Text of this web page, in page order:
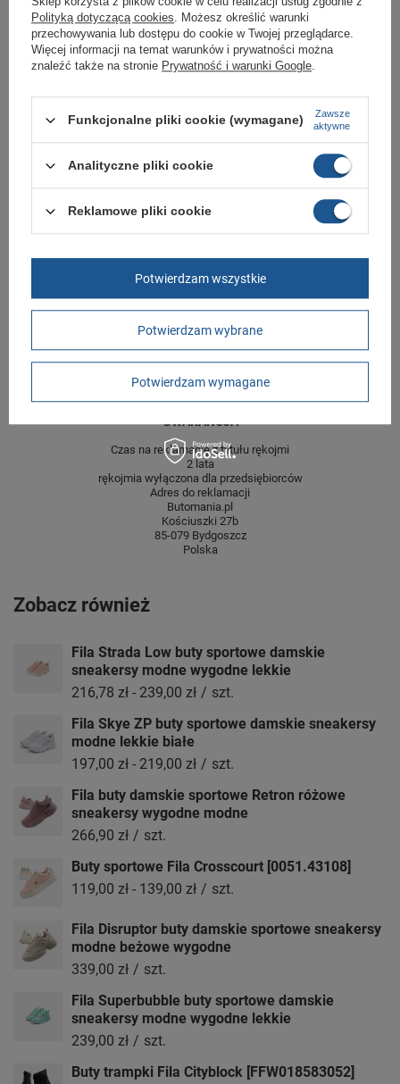
W ciągu 30 dni możesz dokonać zwrotu bądź wymiany towaru bez
podania przyczyny.,
Gwarancja
Kolor pomarańczowy
Materiał zewnętrzny
Długość towaru w
Więcej
Szerokość towaru w
Więcej
20
Wysokość towaru w
12
GWARANCJA
Czas na reklamację z tytułu rękojmi
2 lata
rękojmia wyłączona dla przedsiębiorców
Adres do reklamacji
Butomania.pl
Kościuszki 27b
85-079 Bydgoszcz
Polska
Zobacz również
Fila Strada Low buty sportowe damskie
sneakersy modne wygodne lekkie
216,78 zł - 239,00 zł / szt.
Fila Skye ZP buty sportowe damskie sneakersy
modne lekkie białe
197,00 zł - 219,00 zł / szt.
Fila buty damskie sportowe Retron różowe
sneakersy wygodne modne
266,90 zł / szt.
Buty sportowe Fila Crosscourt [0051.43108]
119,00 zł - 139,00 zł / szt.
Fila Disruptor buty damskie sportowe sneakersy
modne beżowe wygodne
339,00 zł / szt.
Fila Superbubble buty sportowe damskie
sneakersy modne wygodne lekkie
239,00 zł / szt.
Buty trampki Fila Cityblock [FFW018583052]
Polityką dotyczącą cookies. Możesz określić warunki
przechowywania lub dostępu do cookie w Twojej przeglądarce.
Więcej informacji na temat warunków i prywatności można
znaleźć także na stronie Prywatność i warunki Google.
Funkcjonalne pliki cookie (wymagane)
Zawsze
aktywne
Analityczne pliki cookie
Reklamowe pliki cookie
Potwierdzam wybrane
Potwierdzam wymagane
Potwierdzam wszystkie